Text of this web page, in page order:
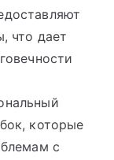
что дает
которые
с